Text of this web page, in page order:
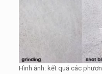
Hình ảnh: kết quả các